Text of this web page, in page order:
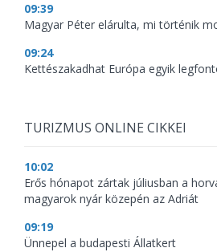
09:39
Magyar Péter elárulta, mi történik
09:24
Kettészakadhat Európa egyik
TURIZMUS ONLINE CIKKEI
10:02
Erős hónapot zártak júliusban a
magyarok nyár közepén az Adriát
09:19
Ünnepel a budapesti Állatkert